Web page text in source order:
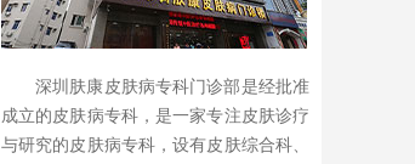
深圳肤康皮肤病专科门诊部是经批准
成立的皮肤病专科，是一家专注皮肤诊疗
与研究的皮肤病专科，设有皮肤综合科、